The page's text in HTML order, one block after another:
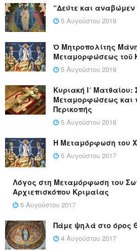
“Δεύτε και αναβώμεν
5 Αυγούστου 2019
Ὁ Μητροπολίτης
Μεταμορφώσεως τοῦ
5 Αυγούστου 2019
Κυριακή Ι´ Ματθαίου:
Μεταμορφώσεως και
Περικοπής
5 Αυγούστου 2018
Η Μεταμόρφωση του
5 Αυγούστου 2017
Λόγος στη Μεταμόρφωση του
Αρχιεπισκόπου Κριμαίας
5 Αυγούστου 2017
Πάμε ψηλά στο όρος
4 Αυγούστου 2017